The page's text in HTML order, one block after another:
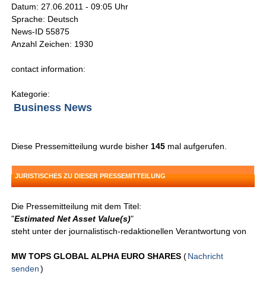
Datum: 27.06.2011 - 09:05 Uhr
Sprache: Deutsch
News-ID 55875
Anzahl Zeichen: 1930
contact information:
Kategorie:
Business News
Diese Pressemitteilung wurde bisher 145 mal aufgerufen.
JURISTISCHES ZU DIESER PRESSEMITTEILUNG
Die Pressemitteilung mit dem Titel:
"Estimated Net Asset Value(s)"
steht unter der journalistisch-redaktionellen Verantwortung von
MW TOPS GLOBAL ALPHA EURO SHARES(Nachricht
senden )